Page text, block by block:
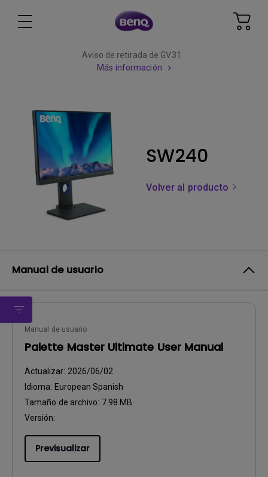
Aviso de retirada de GV31
Más información
SW240
Volver al producto
Manual de usuario
Manual de usuario
Palette Master Ultimate User Manual
Actualizar: 2026/06/02
Idioma: European Spanish
Tamaño de archivo: 7.98 MB
Versión:
Previsualizar